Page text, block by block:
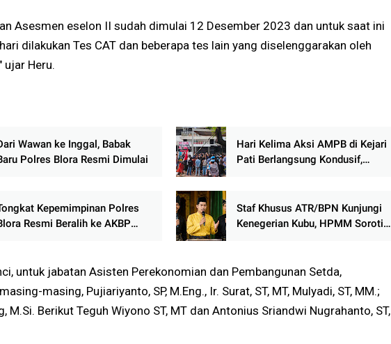
Asesmen eselon II sudah dimulai 12 Desember 2023 dan untuk saat ini
dilakukan Tes CAT dan beberapa tes lain yang diselenggarakan oleh
ujar Heru.
Wawan ke Inggal, Babak
Polres Blora Resmi Dimulai
Hari Kelima Aksi AMPB di Kejari
Pati Berlangsung Kondusif,
Kepemimpinan Polres
Resmi Beralih ke AKBP
Staf Khusus ATR/BPN Kunjungi
Kenegerian Kubu, HPMM Soroti
untuk jabatan Asisten Perekonomian dan Pembangunan Setda,
masing, Pujiariyanto, SP, M.Eng., Ir. Surat, ST, MT, Mulyadi, ST, MM.;
M.Si. Berikut Teguh Wiyono ST, MT dan Antonius Sriandwi Nugrahanto, ST,